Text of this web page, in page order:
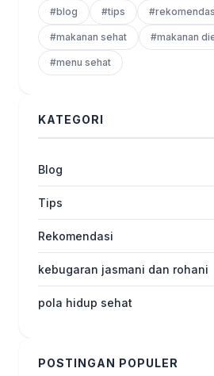
#blog #tips
#makanan sehat #makanan
#menu sehat
KATEGORI
Blog
Tips
Rekomendasi
kebugaran jasmani dan rohani
pola hidup sehat
POSTINGAN POPULER